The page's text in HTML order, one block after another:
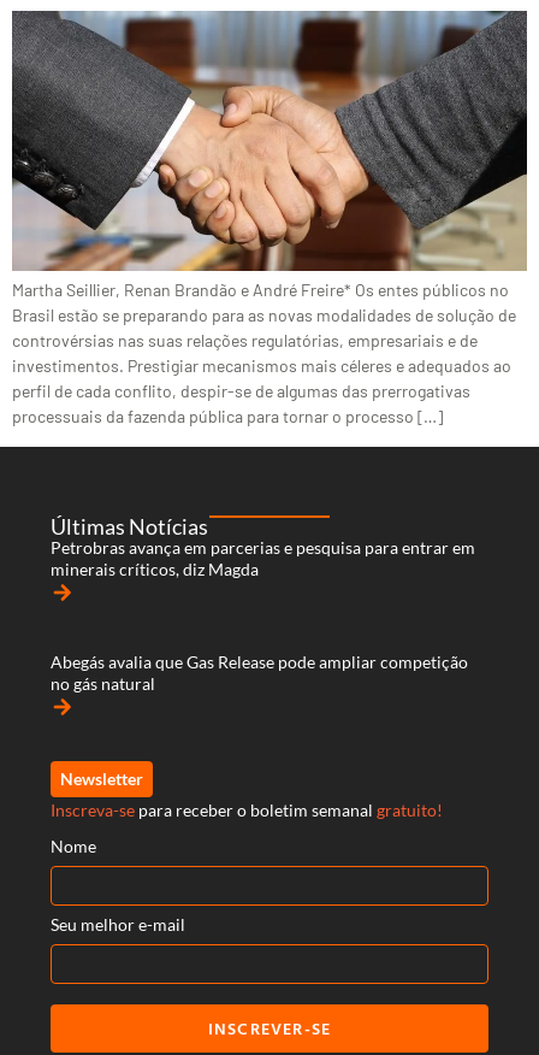
Martha Seillier, Renan Brandão e André Freire* Os entes públicos no
Brasil estão se preparando para as novas modalidades de solução de
controvérsias nas suas relações regulatórias, empresariais e de
investimentos. Prestigiar mecanismos mais céleres e adequados ao
perfil de cada conflito, despir-se de algumas das prerrogativas
processuais da fazenda pública para tornar o processo […]
Últimas Notícias
Petrobras avança em parcerias e pesquisa para entrar em
minerais críticos, diz Magda
arrow_forward
Abegás avalia que Gas Release pode ampliar competição
no gás natural
arrow_forward
Newsletter
Inscreva-se para receber o boletim semanal gratuito!
Nome
Seu melhor e-mail
INSCREVER-SE